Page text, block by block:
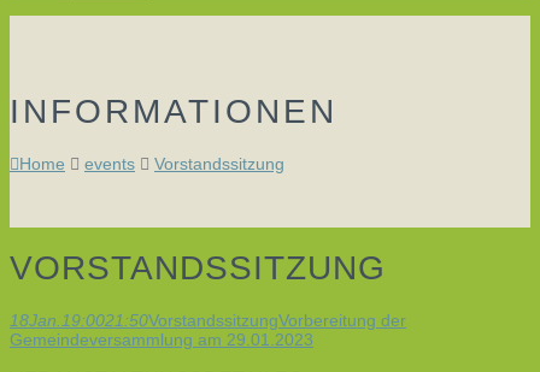
INFORMATIONEN
Home events Vorstandssitzung
VORSTANDSSITZUNG
18Jan. 19:0021:50VorstandssitzungVorbereitung der
Gemeindeversammlung am 29.01.2023